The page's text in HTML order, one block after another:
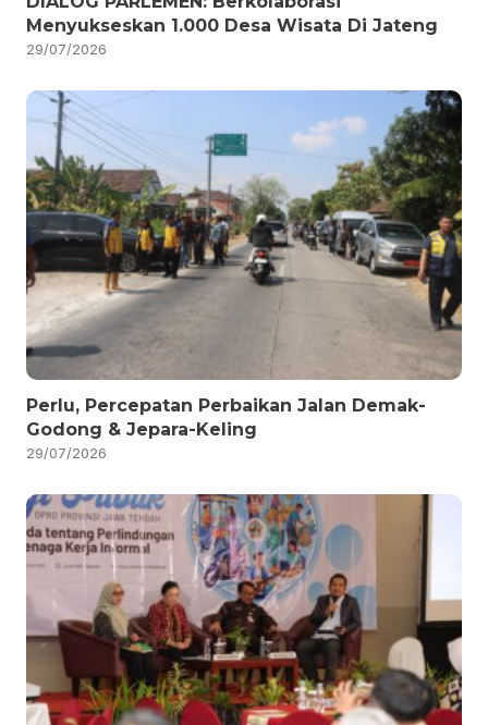
Menyukseskan 1.000 Desa Wisata Di Jateng
29/07/2026
Perlu, Percepatan Perbaikan Jalan Demak-
Godong & Jepara-Keling
29/07/2026